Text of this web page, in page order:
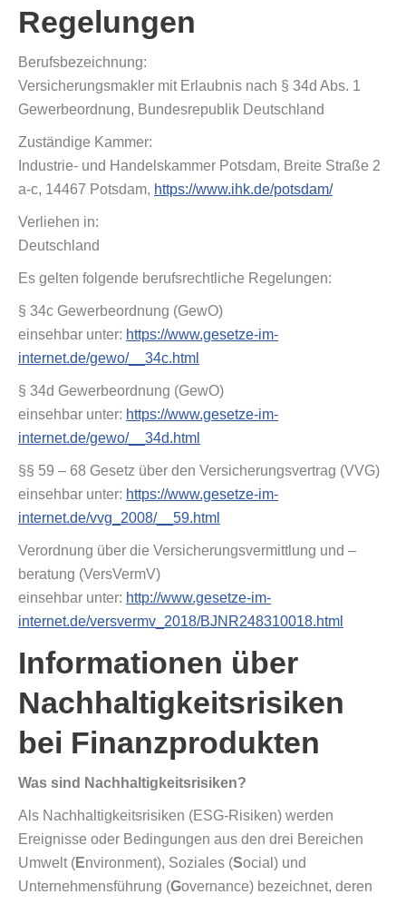
Regelungen
Berufsbezeichnung:
Versicherungsmakler mit Erlaubnis nach § 34d Abs. 1
Gewerbeordnung, Bundesrepublik Deutschland
Zuständige Kammer:
Industrie- und Handelskammer Potsdam, Breite Straße 2
a-c, 14467 Potsdam, https://www.ihk.de/potsdam/
Verliehen in:
Deutschland
Es gelten folgende berufsrechtliche Regelungen:
§ 34c Gewerbeordnung (GewO)
einsehbar unter: https://www.gesetze-im-
internet.de/gewo/__34c.html
§ 34d Gewerbeordnung (GewO)
einsehbar unter: https://www.gesetze-im-
internet.de/gewo/__34d.html
§§ 59 – 68 Gesetz über den Versicherungsvertrag (VVG)
einsehbar unter: https://www.gesetze-im-
internet.de/vvg_2008/__59.html
Verordnung über die Versicherungsvermittlung und –
beratung (VersVermV)
einsehbar unter: http://www.gesetze-im-
internet.de/versvermv_2018/BJNR248310018.html
Informationen über
Nachhaltigkeitsrisiken
bei Finanzprodukten
Was sind Nachhaltigkeitsrisiken?
Als Nachhaltigkeitsrisiken (ESG-Risiken) werden
Ereignisse oder Bedingungen aus den drei Bereichen
Umwelt (Environment), Soziales (Social) und
Unternehmensführung (Governance) bezeichnet, deren